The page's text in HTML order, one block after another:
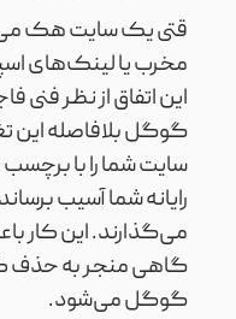
قتی یک سایت هک
مخرب یا لینک‌های
این اتفاق از نظر فنی
گوگل بلافاصله این
سایت شما را با
رایانه شما آسیب
می‌گذارند. این کار
گاهی منجر به حذف
گوگل می‌شود.